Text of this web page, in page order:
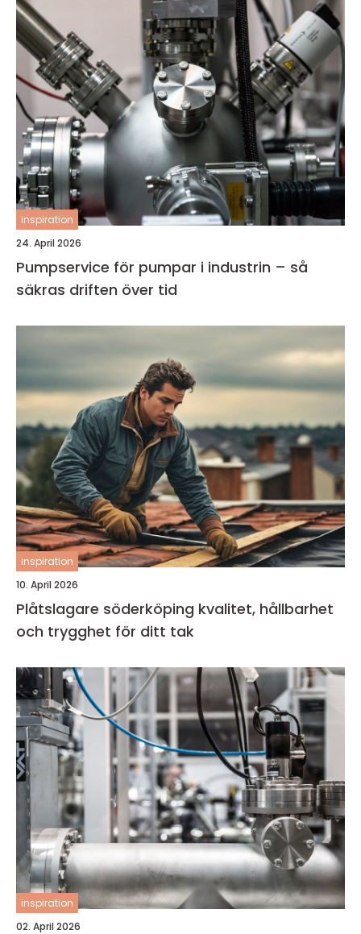
inspiration
24. April 2026
Pumpservice för pumpar i industrin – så
säkras driften över tid
inspiration
10. April 2026
Plåtslagare söderköping kvalitet, hållbarhet
och trygghet för ditt tak
inspiration
02. April 2026